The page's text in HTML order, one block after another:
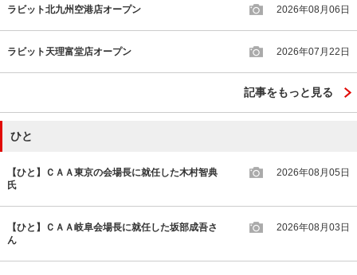
ラビット北九州空港店オープン 2026年08月06日
ラビット天理富堂店オープン 2026年07月22日
記事をもっと見る
ひと
【ひと】ＣＡＡ東京の会場長に就任した木村智典
氏
2026年08月05日
【ひと】ＣＡＡ岐阜会場長に就任した坂部成吾さ
ん
2026年08月03日